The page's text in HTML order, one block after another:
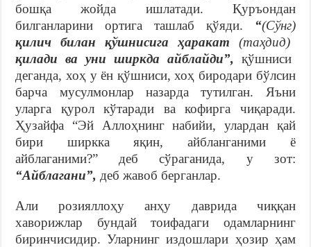
бошқа жойда ишлатади. Қуръондан
билганларини ортига ташлаб қўяди. “(Сўнг)
қилич билан қўшнисига ҳаракат (таҳдид)
қилади ва уни ширкда айблайди”, қўшниси
деганда, хоҳ у ён қўшниси, хоҳ биродари бўлсин
барча мусулмонлар назарда тутилган. Яъни
уларга қурол кўтаради ва кофирга чиқаради.
Ҳузайфа “Эй Аллоҳнинг набийи, улардан қай
бири ширкка яқин, айбланганими ё
айблаганими?” деб сўраганида, у зот:
“Айблагани”, деб жавоб берганлар.
Али розияллоҳу анҳу даврида чиққан
хаворижлар бундай тоифадаги одамларнинг
биринчисидир. Уларнинг издошлари ҳозир ҳам